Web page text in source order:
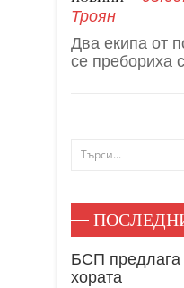
Троян
Два екипа от
се пребориха
БСП предлага
хората